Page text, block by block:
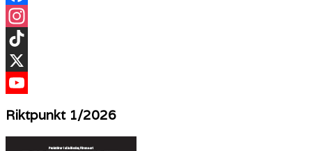
Facebook
Instagram
TikTok
X
Riktpunkt 1/2026